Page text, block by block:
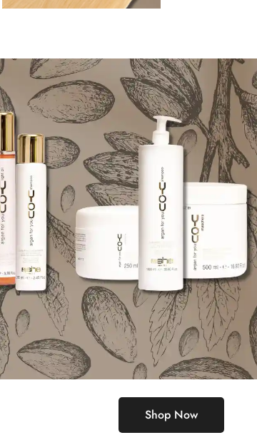
Shop Now